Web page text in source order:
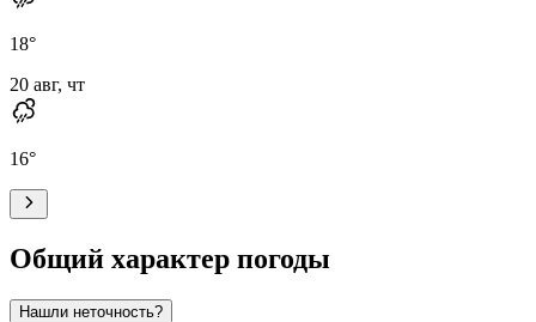
18°
20 авг, чт
16°
Общий характер погоды
Нашли неточность?